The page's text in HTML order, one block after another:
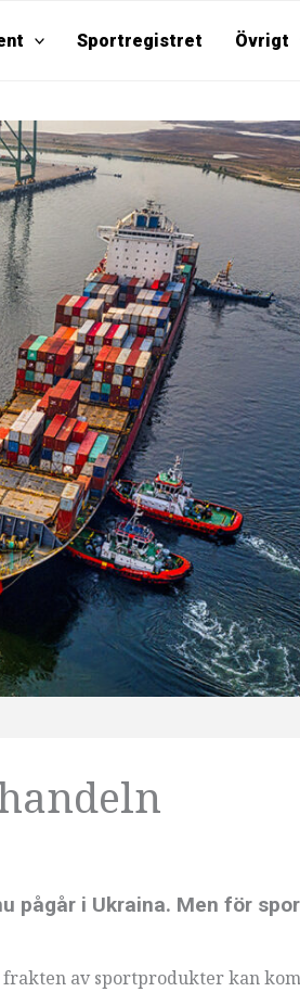
Sportregistret Övrigt
pågår i Ukraina. Men för
av sportprodukter kan